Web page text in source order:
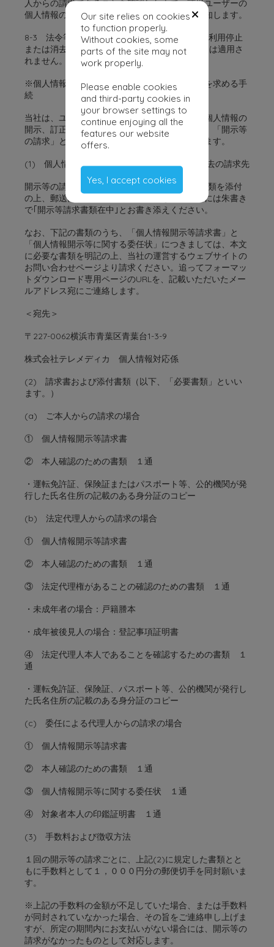
Our site relies on cookies
to function properly.
Without cookies, some
parts of the site may not
work properly.
Please enable cookies
and third-party cookies in
your browser settings to
continue enjoying all the
features our website
offers.
Yes, I accept cookies
人からの請求であることを確認した上で、該当ユーザーの
個人情報の消去を行い、その旨をユーザーに通知します。
8-3 法令等により当社がその個人情報の訂正、利用停止
または消去の義務を負わない場合、前2項の規定は適用さ
れません。
※個人情報の開示、訂正、利用停止または消去を求める手
続
当社は、ユーザー本人またはその代理人からの個人情報の
開示、訂正、利用停止または消去の求め（以下、「開示等
の請求」といいます。）に以下のとおり対応します。
(1) 個人情報の開示、訂正、利用停止または消去の請求先
開示等の請求は、以下の宛先に(2)で規定する書類を添付
の上、郵送により行ってください。なお、封筒には朱書き
で｢開示等請求書類在中｣とお書き添えください。
なお、下記の書類のうち、「個人情報開示等請求書」と
「個人情報開示等に関する委任状」につきましては、本文
に必要な書類を明記の上、当社の運営するウェブサイトの
お問い合わせページより請求ください。追ってフォーマッ
トダウンロード専用ページのURLを、記載いただいたメー
ルアドレス宛にご連絡します。
＜宛先＞
〒227-0062横浜市青葉区青葉台1-3-9
株式会社テレメディカ 個人情報対応係
(2) 請求書および添付書類（以下、「必要書類」といい
ます。）
(a) ご本人からの請求の場合
① 個人情報開示等請求書
② 本人確認のための書類 １通
・運転免許証、保険証またはパスポート等、公的機関が発
行した氏名住所の記載のある身分証のコピー
(b) 法定代理人からの請求の場合
① 個人情報開示等請求書
② 本人確認のための書類 １通
③ 法定代理権があることの確認のための書類 １通
・未成年者の場合：戸籍謄本
・成年被後見人の場合：登記事項証明書
④ 法定代理人本人であることを確認するための書類 １
通
・運転免許証、保険証、パスポート等、公的機関が発行し
た氏名住所の記載のある身分証のコピー
(c) 委任による代理人からの請求の場合
① 個人情報開示等請求書
② 本人確認のための書類 １通
③ 個人情報開示等に関する委任状 １通
④ 対象者本人の印鑑証明書 １通
(3) 手数料および徴収方法
１回の開示等の請求ごとに、上記(2)に規定した書類とと
もに手数料として１，０００円分の郵便切手を同封願いま
す。
※上記の手数料の金額が不足していた場合、または手数料
が同封されていなかった場合、その旨をご連絡申し上げま
すが、所定の期間内にお支払いがない場合には、開示等の
請求がなかったものとして対応します。